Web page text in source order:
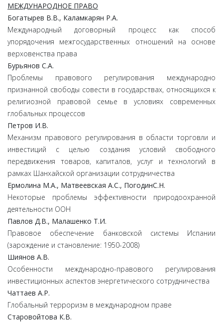
МЕЖДУНАРОДНОЕ ПРАВО
Богатырев В.В., Каламкарян Р.А.
Международный договорный процесс как способ
упорядочения межгосударственных отношений на основе
верховенства права
Бурьянов С.А.
Проблемы правового регулирования международно
признанной свободы совести в государствах, относящихся к
религиозной правовой семье в условиях современных
глобальных процессов
Петров И.В.
Механизм правового регулирования в области торговли и
инвестиций с целью создания условий свободного
передвижения товаров‚ капиталов‚ услуг и технологий в
рамках Шанхайской организации сотрудничества
Ермолина М.А., Матвеевская А.С., ПогодинС.Н.
Некоторые проблемы эффективности природоохранной
деятельности ООН
Павлов Д.В., Малашенко Т.И.
Правовое обеспечение банковской системы Испании
(зарождение и становление: 1950-2008)
Шиянов А.В.
Особенности международно-правового регулирования
инвестиционных аспектов энергетического сотрудничества
Чаттаев А.Р.
Глобальный терроризм в международном праве
Старовойтова К.В.